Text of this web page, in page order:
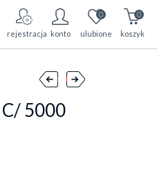
rejestracja konto
0
ulubione
0
koszyk
5000